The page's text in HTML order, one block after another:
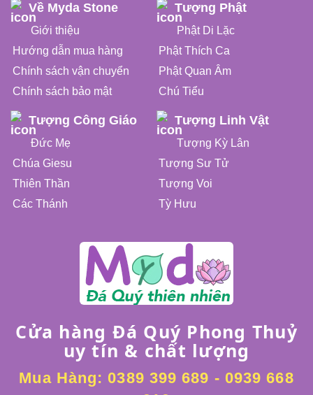
Về Myda Stone
Giới thiệu
Hướng dẫn mua hàng
Chính sách vận chuyển
Chính sách bảo mật
Tượng Phật
Phật Di Lặc
Phật Thích Ca
Phật Quan Âm
Chú Tiểu
Tượng Công Giáo
Đức Mẹ
Chúa Giesu
Thiên Thần
Các Thánh
Tượng Linh Vật
Tượng Kỳ Lân
Tượng Sư Tử
Tượng Voi
Tỳ Hưu
Cửa hàng Đá Quý Phong Thuỷ
uy tín & chất lượng
Mua Hàng: 0389 399 689 - 0939 668